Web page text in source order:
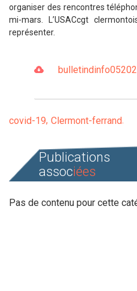
organiser des rencontres
mi-mars. L’USACcgt
représenter.
covid-19 Clermont-ferrand
Publications
associées
Pas de contenu pour cette